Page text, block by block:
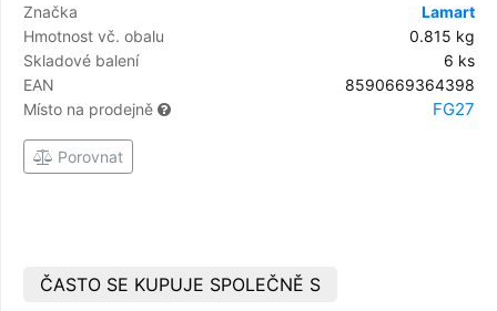
Značka
Lamart
Hmotnost vč. obalu
0.815 kg
Skladové balení
6 ks
EAN
8590669364398
Místo na prodejně
FG27
Porovnat
ČASTO SE KUPUJE SPOLEČNĚ S